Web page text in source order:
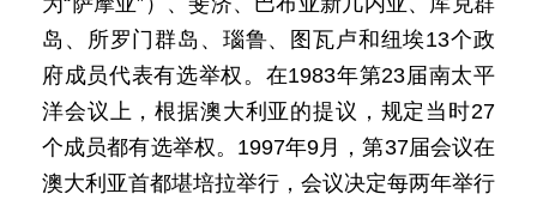
岛、所罗门群岛、瑙鲁、图瓦卢和纽埃13个政
府成员代表有选举权。在1983年第23届南太平
洋会议上，根据澳大利亚的提议，规定当时27
个成员都有选举权。1997年9月，第37届会议在
澳大利亚首都堪培拉举行，会议决定每两年举行